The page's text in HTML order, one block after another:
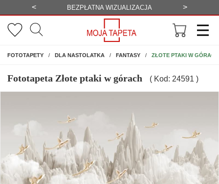
< BEZPŁATNA WIZUALIZACJA >
FOTOTAPETYNA ŚCIANĘ
DLA NASTOLATKA FANTASY ZŁOTE PTAKI W GÓRACH
Fototapeta Złote ptaki w górach ( Kod: 24591 )